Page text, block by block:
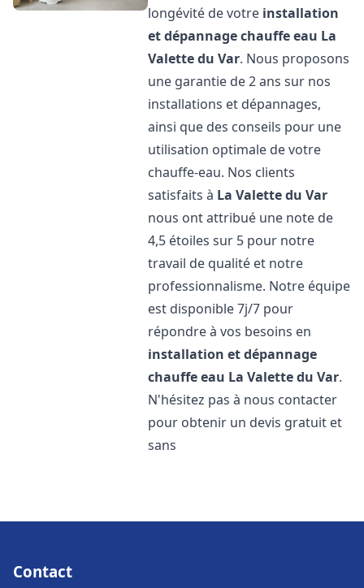
longévité de votre installation
et dépannage chauffe eau La
Valette du Var. Nous proposons
une garantie de 2 ans sur nos
installations et dépannages,
ainsi que des conseils pour une
utilisation optimale de votre
chauffe-eau. Nos clients
satisfaits à La Valette du Var
nous ont attribué une note de
4,5 étoiles sur 5 pour notre
travail de qualité et notre
professionnalisme. Notre équipe
est disponible 7j/7 pour
répondre à vos besoins en
installation et dépannage
chauffe eau La Valette du Var.
N'hésitez pas à nous contacter
pour obtenir un devis gratuit et
sans
Contact